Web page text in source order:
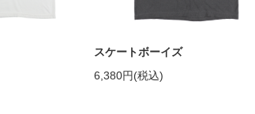
スケートボーイズ
6,380円(税込)